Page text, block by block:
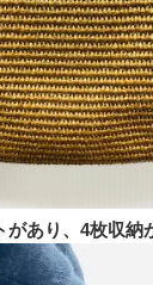
があり、4枚収納